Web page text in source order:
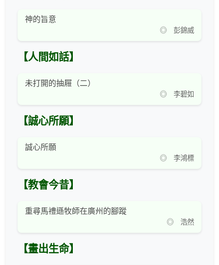
神的旨意
◎ 彭錦威
【人間如話】
未打開的抽屜（二）
◎ 李碧如
【誠心所願】
誠心所願
◎ 李鴻標
【教會今昔】
重尋馬禮遜牧師在廣州的腳蹤
◎ 浩然
【畫出生命】